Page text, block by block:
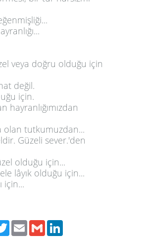
veya doğru olduğu için
değil.
için.
hayranlığımızdan
olan tutkumuzdan...
Güzeli sever.'den
olduğu için...
lâyık olduğu için...
için...
TwitterEmailGmail